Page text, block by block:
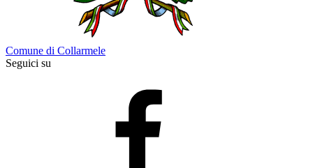
Comune di Collarmele
Seguici su